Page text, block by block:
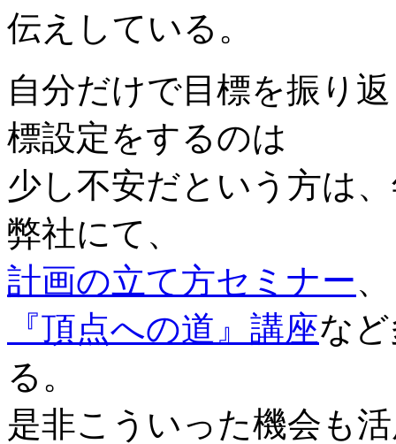
伝えしている。
自分だけで目標を振り
標設定をするのは
少し不安だという方は
弊社にて、
計画の立て方セミナー
『頂点への道』講座な
る。
是非こういった機会も